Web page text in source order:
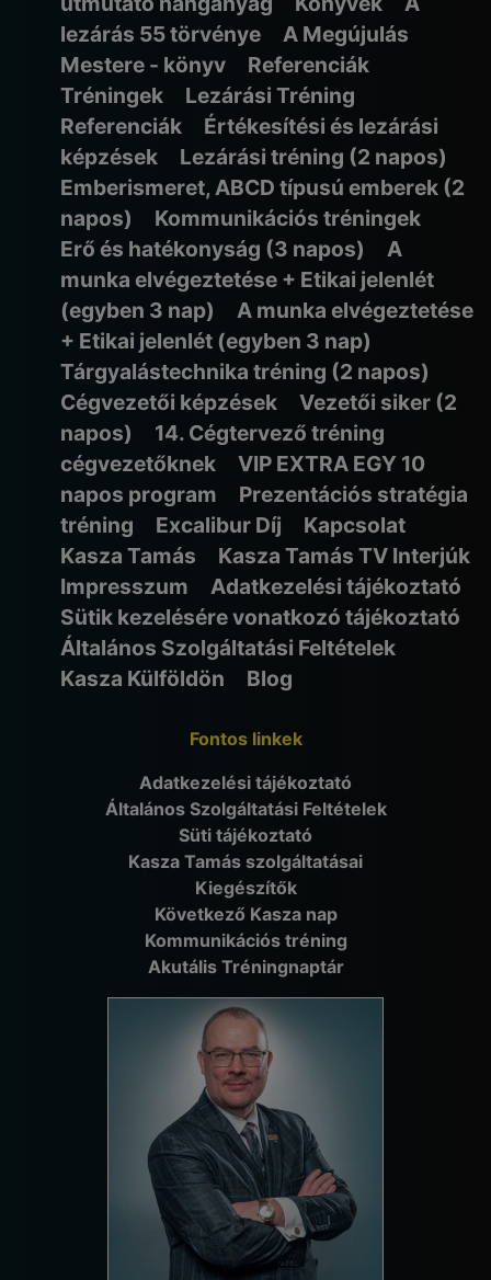
lezárás 55 törvénye
A Megújulás
Mestere - könyv
Referenciák
Tréningek
Lezárási Tréning
Referenciák
Értékesítési és lezárási
képzések
Lezárási tréning (2 napos)
Emberismeret, ABCD típusú emberek (2
napos)
Kommunikációs tréningek
Erő és hatékonyság (3 napos)
A
munka elvégeztetése + Etikai jelenlét
(egyben 3 nap)
A munka elvégeztetése
+ Etikai jelenlét (egyben 3 nap)
Tárgyalástechnika tréning (2 napos)
Cégvezetői képzések
Vezetői siker (2
napos)
14. Cégtervező tréning
cégvezetőknek
VIP EXTRA EGY 10
napos program
Prezentációs stratégia
tréning
Excalibur Díj
Kapcsolat
Kasza Tamás
Kasza Tamás TV Interjúk
Impresszum
Adatkezelési tájékoztató
Sütik kezelésére vonatkozó tájékoztató
Általános Szolgáltatási Feltételek
Kasza Külföldön
Blog
Fontos linkek
Adatkezelési tájékoztató
Általános Szolgáltatási Feltételek
Süti tájékoztató
Kasza Tamás szolgáltatásai
Kiegészítők
Következő Kasza nap
Kommunikációs tréning
Akutális Tréningnaptár